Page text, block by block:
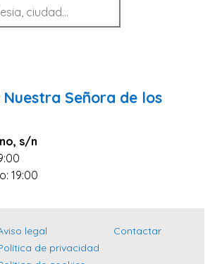
Tenerife
Señora de los
s/n
19:00
legal
de privacidad
Contactar